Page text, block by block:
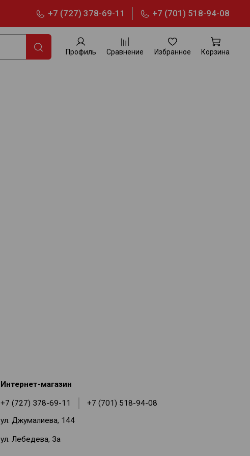
+7 (727) 378-69-11 +7 (701) 518-94-08
Профиль Сравнение Избранное Корзина
Интернет-магазин
+7 (727) 378-69-11
+7 (701) 518-94-08
ул. Джумалиева, 144
ул. Лебедева, 3а